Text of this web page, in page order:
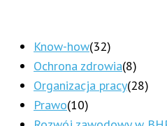
Know-how(32)
Ochrona zdrowia(8)
Organizacja pracy(28)
Prawo(10)